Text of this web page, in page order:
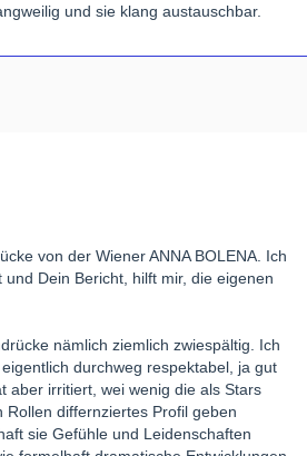
und sie klang austauschbar.
von der Wiener ANNA BOLENA. Ich
Dein Bericht, hilft mir, die eigenen
nämlich ziemlich zwiespältig. Ich
durchweg respektabel, ja gut
aber irritiert, wei wenig die als Stars
differnziertes Profil geben
sie Gefühle und Leidenschaften